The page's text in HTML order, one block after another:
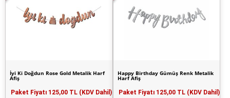
İyi Ki Doğdun Rose Gold Metalik Harf
Afiş
Paket Fiyatı 125,00 TL (KDV Dahil)
Happy Birthday Gümüş Renk Metalik
Harf Afiş
Paket Fiyatı 125,00 TL (KDV Dahil)